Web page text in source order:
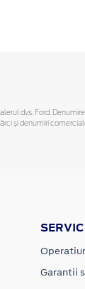
dvs. Ford.
și denumiri
Garantii